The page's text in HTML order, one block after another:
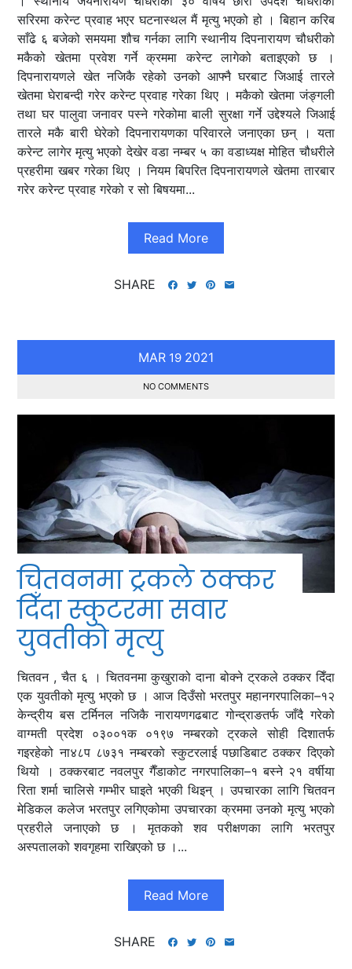
सरिरमा करेन्ट प्रवाह भएर घटनास्थल मैं मृत्यु भएको हो । बिहान करिब
साँढे ६ बजेको समयमा शौच गर्नका लागि स्थानीय दिपनारायण चौधरीको
मकैको खेतमा प्रवेश गर्ने क्रममा करेन्ट लागेको बताइएको छ ।
दिपनारायणले खेत नजिकै रहेको उनको आफ्नै घरबाट जिआई तारले
खेतमा घेराबन्दी गरेर करेन्ट प्रवाह गरेका थिए । मकैको खेतमा जंङ्गली
तथा घर पालुवा जनावर पस्ने गरेकोमा बाली सुरक्षा गर्ने उद्देश्यले जिआई
तारले मकै बारी घेरेको दिपनारायणका परिवारले जनाएका छन् । यता
करेन्ट लागेर मृत्यु भएको देखेर वडा नम्बर ५ का वडाध्यक्ष मोहित चौधरीले
प्रहरीमा खबर गरेका थिए । नियम बिपरित दिपनारायणले खेतमा तारबार
गरेर करेन्ट प्रवाह गरेको र सो बिषयमा...
Read More
SHARE
MAR 19 2021
NO COMMENTS
चितवनमा ट्रकले ठक्कर
दिँदा स्कुटरमा सवार
युवतीको मृत्यु
चितवन , चैत ६ । चितवनमा कुखुराको दाना बोक्ने ट्रकले ठक्कर दिँदा
एक युवतीको मृत्यु भएको छ । आज दिउँसो भरतपुर महानगरपालिका–१२
केन्द्रीय बस टर्मिनल नजिकै नारायणगढबाट गोन्द्राङतर्फ जाँदै गरेको
वाग्मती प्रदेश ०३००१क ०१९७ नम्बरको ट्रकले सोही दिशातर्फ
गइरहेको ना४८प ८७३१ नम्बरको स्कुटरलाई पछाडिबाट ठक्कर दिएको
थियो । ठक्करबाट नवलपुर गैँडाकोट नगरपालिका–१ बस्ने २१ वर्षीया
रिता शर्मा चालिसे गम्भीर घाइते भएकी थिइन् । उपचारका लागि चितवन
मेडिकल कलेज भरतपुर लगिएकोमा उपचारका क्रममा उनको मृत्यु भएको
प्रहरीले जनाएको छ । मृतकको शव परीक्षणका लागि भरतपुर
अस्पतालको शवगृहमा राखिएको छ ।...
Read More
SHARE